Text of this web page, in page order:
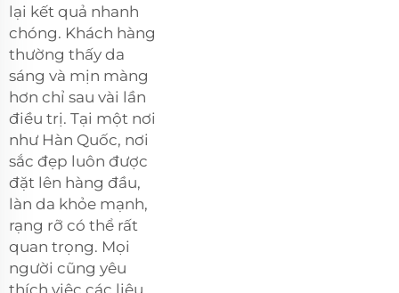
lại kết quả nhanh
chóng. Khách hàng
thường thấy da
sáng và mịn màng
hơn chỉ sau vài lần
điều trị. Tại một nơi
như Hàn Quốc, nơi
sắc đẹp luôn được
đặt lên hàng đầu,
làn da khỏe mạnh,
rạng rỡ có thể rất
quan trọng. Mọi
người cũng yêu
thích việc các liệu